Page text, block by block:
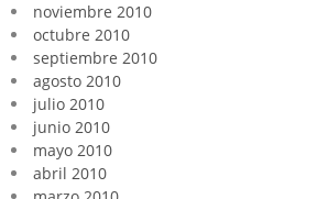
noviembre 2010
octubre 2010
septiembre 2010
agosto 2010
julio 2010
junio 2010
mayo 2010
abril 2010